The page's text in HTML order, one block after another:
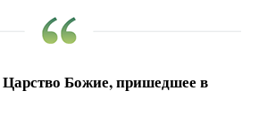
Божие, пришедшее в